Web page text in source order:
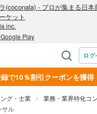
で10％割引クーポンを獲得
グ・士業
業務・業界特化コ
サル